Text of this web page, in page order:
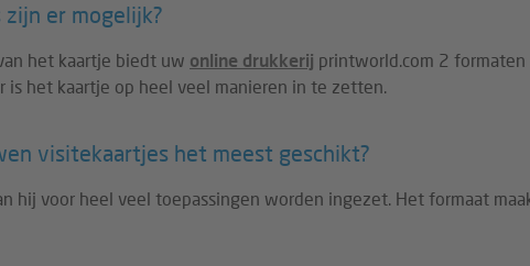
er mogelijk?
het kaartje biedt uw online drukkerij printworld.com 2
is het kaartje op heel veel manieren in te zetten.
visitekaartjes het meest geschikt?
hij voor heel veel toepassingen worden ingezet. Het formaat